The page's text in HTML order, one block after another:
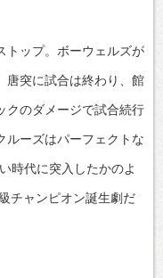
トップ。ボーウェルズが
唐突に試合は終わり、館
クのダメージで試合続行
ルーズはパーフェクトな
時代に突入したかのよ
チャンピオン誕生劇だ